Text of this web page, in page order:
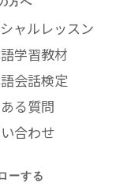
ャルレッスン
学習教材
会話検定
る質問
合わせ
ーする